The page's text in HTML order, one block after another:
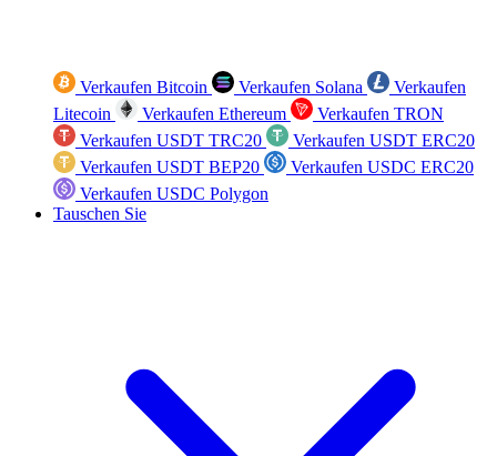
Verkaufen Bitcoin Verkaufen Solana
Verkaufen
Litecoin
Verkaufen Ethereum
Verkaufen TRON
Verkaufen USDT TRC20
Verkaufen USDT ERC20
Verkaufen USDT BEP20
Verkaufen USDC ERC20
Verkaufen USDC Polygon
Tauschen Sie